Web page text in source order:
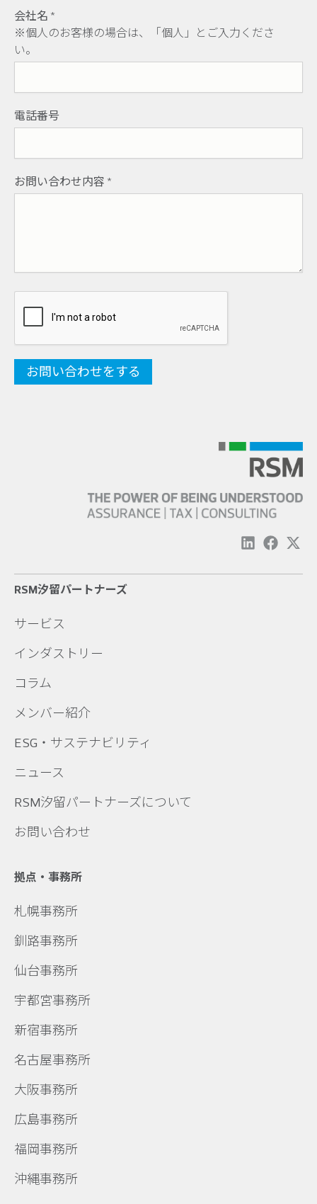
会社名 *
※個人のお客様の場合は、「個人」とご入力くださ
い。
電話番号
お問い合わせ内容 *
RSM汐留パートナーズ
サービス
インダストリー
コラム
メンバー紹介
ESG・サステナビリティ
ニュース
RSM汐留パートナーズについて
お問い合わせ
拠点・事務所
札幌事務所
釧路事務所
仙台事務所
宇都宮事務所
新宿事務所
名古屋事務所
大阪事務所
広島事務所
福岡事務所
沖縄事務所